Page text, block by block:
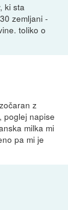
ki sta
zemljani -
toliko o
z
poglej napise
milka mi
pa mi je